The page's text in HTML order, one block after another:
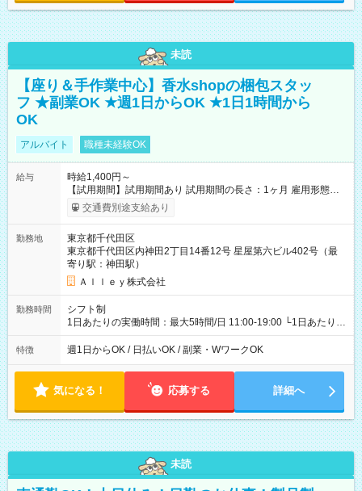
未読
【座り＆手作業中心】香水shopの梱包スタッ
フ ★副業OK ★週1日からOK ★1日1時間から
OK
アルバイト 職種未経験OK
給与
時給1,400円～
【試用期間】試用期間あり 試用期間の長さ：1ヶ月 雇用形態、
給与は本採用時と同じです。
交通費別途支給あり
勤務地
東京都千代田区
東京都千代田区内神田2丁目14番12号 星屋第六ビル402号（最
寄り駅：神田駅）
Ａｌｌｅｙ株式会社
勤務時間
シフト制
1日あたりの実働時間：最大5時間/日 11:00-19:00 └1日あたりの
実働時間：1-5時間 └上記の時間帯内であれば、いつでも勤務可
能！ └平日・土曜日の中で、お好きな曜日でご勤務いただけま
18:00 などのように、自由な働き方が可能なお仕事です！
特徴 週1日からOK / 日払いOK / 副業・WワークOK
気になる！ 応募する 詳細へ
未読